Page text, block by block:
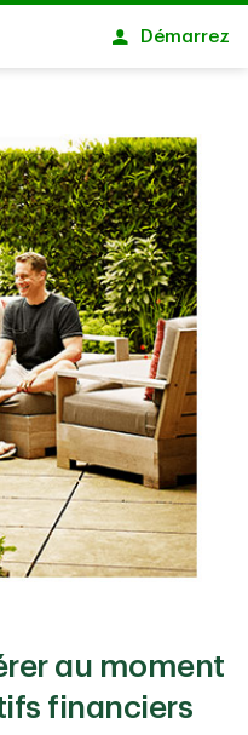
Démarrez
au moment
financiers